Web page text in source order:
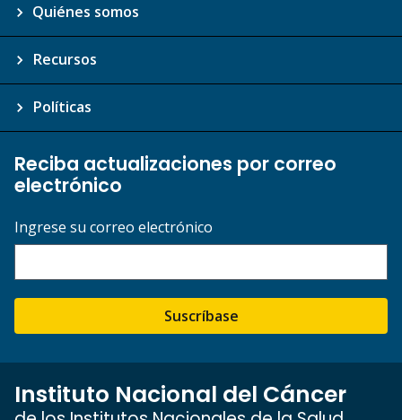
Quiénes somos
Recursos
Políticas
Reciba actualizaciones por correo
electrónico
Ingrese su correo electrónico
Suscríbase
Instituto Nacional del Cáncer